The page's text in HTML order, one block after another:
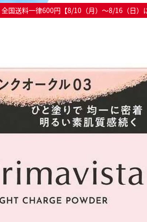
国送料一律600円【8/10（月）～8/16（日）